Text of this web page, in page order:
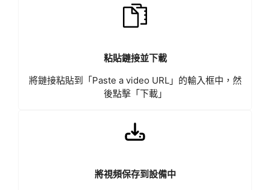
粘貼鏈接並下載
將鏈接粘貼到「Paste a video URL」的輸入框中，然
後點擊「下載」
將視頻保存到設備中